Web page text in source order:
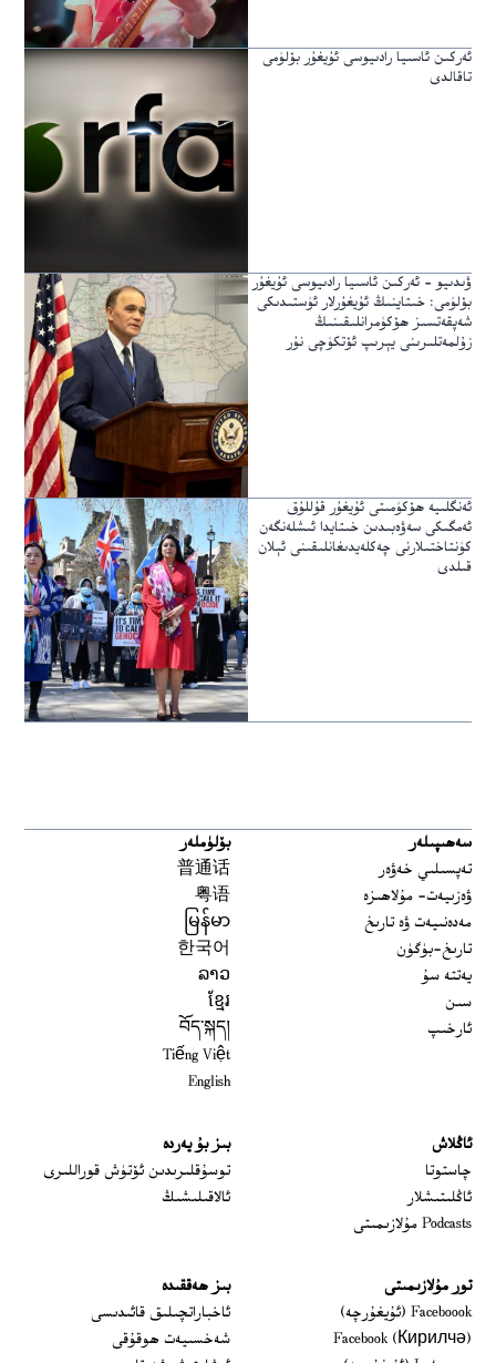
ئەركىن ئاسىيا رادىيوسى ئۇيغۇر بۆلۈمى
تاقالدى
ۋىدىيو – ئەركىن ئاسىيا رادىيوسى ئۇيغۇر
بۆلۈمى: خىتاينىڭ ئۇيغۇرلار ئۈستىدىكى
شەپقەتسىز ھۆكۈمرانلىقىنىڭ
زۇلمەتلىرىنى يېرىپ ئۆتكۈچى نۇر
ئەنگلىيە ھۆكۈمىتى ئۇيغۇر قۇللۇق
ئەمگىكى سەۋەبىدىن خىتايدا ئىشلەنگەن
كۈنتاختىلارنى چەكلەيدىغانلىقىنى ئېلان
قىلدى
سەھىپىلەر
تەپسىلىي خەۋەر
ۋەزىيەت- مۇلاھىزە
مەدەنىيەت ۋە تارىخ
تارىخ-بۈگۈن
يەتتە سۇ
سىن
ئارخىپ
بۆلۈملەر
普通话
粤语
မြန်မာ
한국어
ລາວ
ខ្មែរ
བོད་སྐད།
Tiếng Việt
English
ئاڭلاش
چاستوتا
ئاڭلىتىشلار
Podcasts مۇلازىمىتى
بىز بۇ يەردە
توسۇقلىرىدىن ئۆتۈش قوراللىرى
ئالاقىلىشىڭ
تور مۇلازىمىتى
Faceboook (ئۇيغۇرچە)
Opens in new window
Facebook (Кирилчә)
Opens in new window
بىز ھەققىدە
ئاخباراتچىلىق قائىدىسى
شەخسىيەت ھوقۇقى